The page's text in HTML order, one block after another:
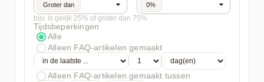
Groter dan 0%
bijv. Is gelijk 25% of groter dan 75%
Tijdsbeperkingen
Alle
Alleen FAQ-artikelen gemaakt
Alleen FAQ-artikelen gemaakt tussen